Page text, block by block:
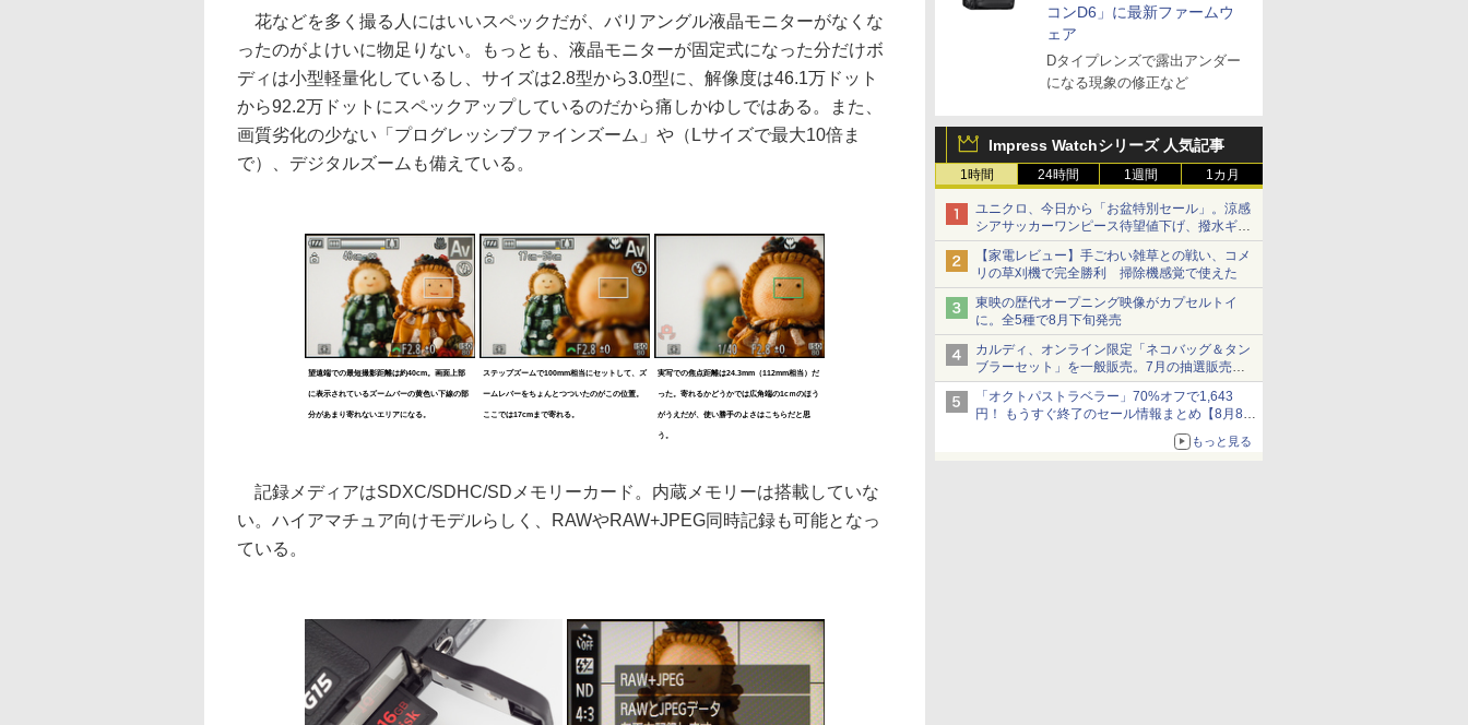
コンD6」に最新ファームウ
ェア
Dタイプレンズで露出アンダー
になる現象の修正など
Impress Watchシリーズ 人気記事
1時間 24時間 1週間 1カ月
ユニクロ、今日から「お盆特別セール」。涼感
シアサッカーワンピース待望値下げ、撥水ギア
ショーツは1990円に
【家電レビュー】手ごわい雑草との戦い、コメ
リの草刈機で完全勝利 掃除機感覚で使えた
東映の歴代オープニング映像がカプセルトイ
に。全5種で8月下旬発売
カルディ、オンライン限定「ネコバッグ＆タン
ブラーセット」を一般販売。7月の抽選販売の
当選無効分
「オクトパストラベラー」70%オフで1,643
円！ もうすぐ終了のセール情報まとめ【8月8日
ニンテンドーeショップでは「大神 絶景版」が
もっと見る
花などを多く撮る人にはいいスペックだが、バリアングル液晶モニターがなくな
ったのがよけいに物足りない。もっとも、液晶モニターが固定式になった分だけボ
ディは小型軽量化しているし、サイズは2.8型から3.0型に、解像度は46.1万ドット
から92.2万ドットにスペックアップしているのだから痛しかゆしではある。また、
画質劣化の少ない「プログレッシブファインズーム」や（Lサイズで最大10倍ま
で）、デジタルズームも備えている。
望遠端での最短撮影距離は約40cm。画面上部
に表示されているズームバーの黄色い下線の部
分があまり寄れないエリアになる。
ステップズームで100mm相当にセットして、ズ
ームレバーをちょんとつついたのがこの位置。
ここでは17cmまで寄れる。
実写での焦点距離は24.3mm（112mm相当）だ
った。寄れるかどうかでは広角端の1cｍのほう
がうえだが、使い勝手のよさはこちらだと思
う。
記録メディアはSDXC/SDHC/SDメモリーカード。内蔵メモリーは搭載していな
い。ハイアマチュア向けモデルらしく、RAWやRAW+JPEG同時記録も可能となっ
ている。